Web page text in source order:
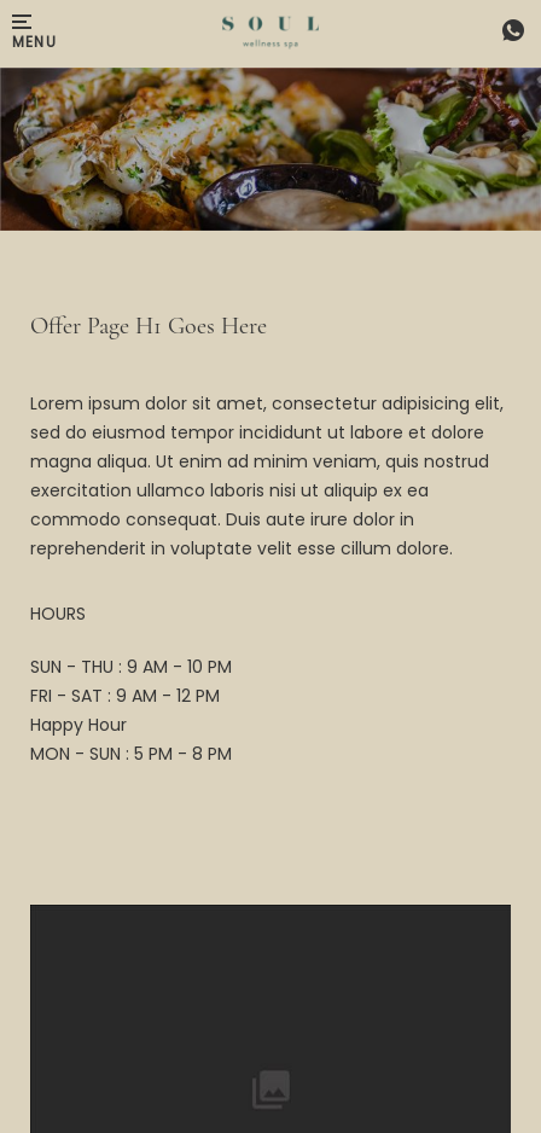
Skip to main content
MENU
Offer Page H1 Goes Here
Lorem ipsum dolor sit amet, consectetur adipisicing elit,
sed do eiusmod tempor incididunt ut labore et dolore
magna aliqua. Ut enim ad minim veniam, quis nostrud
exercitation ullamco laboris nisi ut aliquip ex ea
commodo consequat. Duis aute irure dolor in
reprehenderit in voluptate velit esse cillum dolore.
HOURS
SUN - THU : 9 AM - 10 PM
FRI - SAT : 9 AM - 12 PM
Happy Hour
MON - SUN : 5 PM - 8 PM